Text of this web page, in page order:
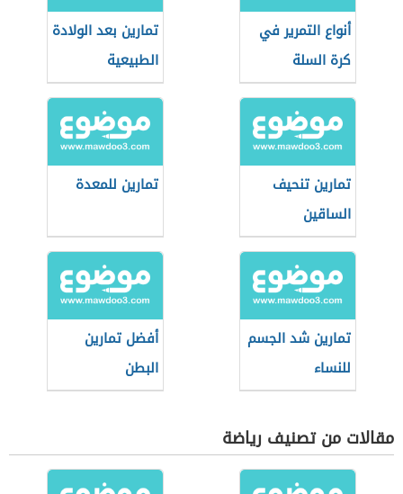
أنواع التمرير في
كرة السلة
تمارين بعد الولادة
الطبيعية
تمارين تنحيف
الساقين
تمارين للمعدة
تمارين شد الجسم
للنساء
أفضل تمارين
البطن
مقالات من تصنيف رياضة